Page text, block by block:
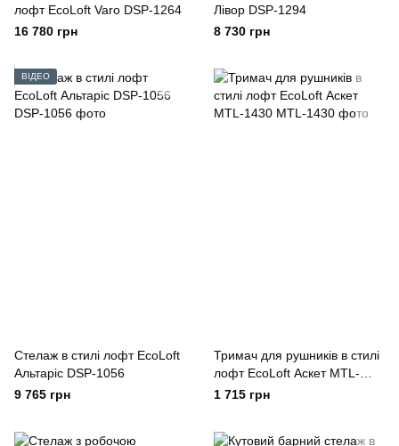
лофт EcoLoft Varo DSP-1264
16 780 грн
Лівор DSP-1294
8 730 грн
ВІДЕО
Стелаж в стилі лофт EcoLoft
Альтаріс DSP-1056
9 765 грн
Тримач для рушників в стилі
лофт EcoLoft Аскет MTL-
1430
1 715 грн